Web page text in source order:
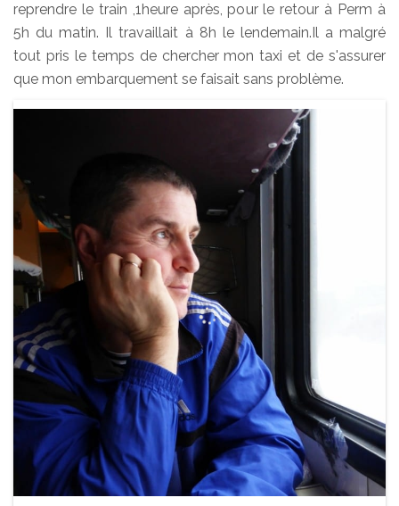
reprendre le train ,1heure après, pour le retour à Perm à
5h du matin. Il travaillait à 8h le lendemain.Il a malgré
tout pris le temps de chercher mon taxi et de s'assurer
que mon embarquement se faisait sans problème.